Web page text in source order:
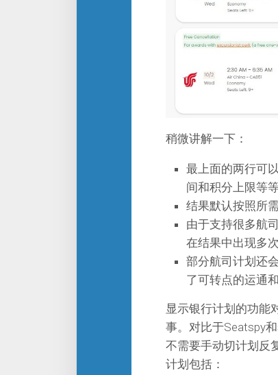
稍微讲解一下：
最上面的两行可
间和积分上限等
结果默认按照所
由于支持很多航
在结果中出现多次
部分航司计划还
了可转点的运通
显示银行计划的功能
事。对比于Seatspy
不需要手动切计划反
计划包括：